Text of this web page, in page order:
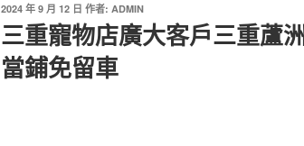
發
佈
於
2024 年 9 月 12 日 作者: ADMIN
三重寵物店廣大客戶三重蘆
當鋪免留車